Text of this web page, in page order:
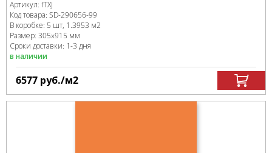
Артикул: fTXJ
Код товара: SD-290656-99
В коробке: 5 шт, 1.3953 м2
Размер: 305x915 мм
Сроки доставки: 1-3 дня
в наличии
6577 руб./м2